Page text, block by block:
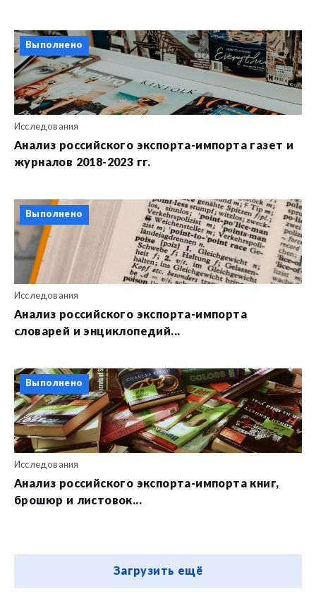
Выполнено
Исследования
Анализ российского экспорта-импорта газет и
журналов 2018-2023 гг.
Выполнено
Исследования
Анализ российского экспорта-импорта
словарей и энциклопедий...
Выполнено
Исследования
Анализ российского экспорта-импорта книг,
брошюр и листовок...
Загрузить ещё